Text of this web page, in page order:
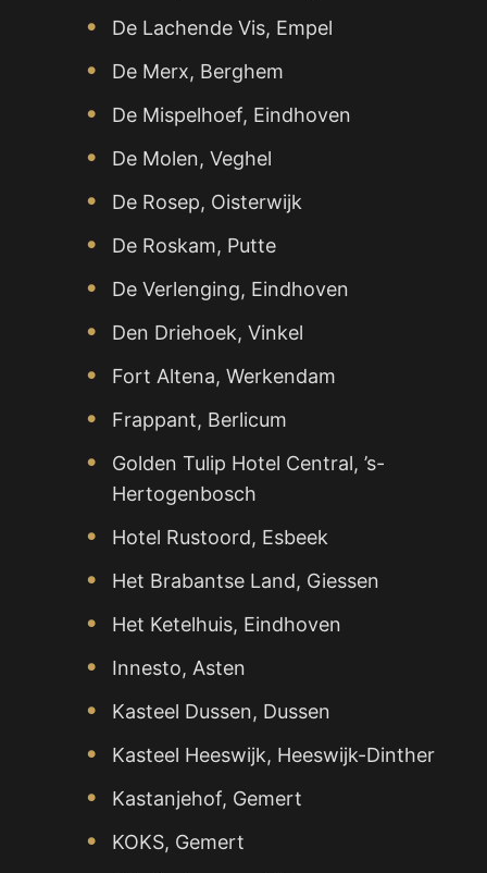
De Lachende Vis, Empel
De Merx, Berghem
De Mispelhoef, Eindhoven
De Molen, Veghel
De Rosep, Oisterwijk
De Roskam, Putte
De Verlenging, Eindhoven
Den Driehoek, Vinkel
Fort Altena, Werkendam
Frappant, Berlicum
Golden Tulip Hotel Central, ’s-
Hertogenbosch
Hotel Rustoord, Esbeek
Het Brabantse Land, Giessen
Het Ketelhuis, Eindhoven
Innesto, Asten
Kasteel Dussen, Dussen
Kasteel Heeswijk, Heeswijk-Dinther
Kastanjehof, Gemert
KOKS, Gemert